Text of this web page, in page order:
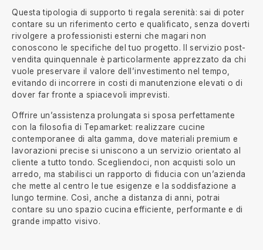
Questa tipologia di supporto ti regala serenità: sai di poter
contare su un riferimento certo e qualificato, senza doverti
rivolgere a professionisti esterni che magari non
conoscono le specifiche del tuo progetto. Il servizio post-
vendita quinquennale è particolarmente apprezzato da chi
vuole preservare il valore dell’investimento nel tempo,
evitando di incorrere in costi di manutenzione elevati o di
dover far fronte a spiacevoli imprevisti.
Offrire un’assistenza prolungata si sposa perfettamente
con la filosofia di Tepamarket: realizzare cucine
contemporanee di alta gamma, dove materiali premium e
lavorazioni precise si uniscono a un servizio orientato al
cliente a tutto tondo. Scegliendoci, non acquisti solo un
arredo, ma stabilisci un rapporto di fiducia con un’azienda
che mette al centro le tue esigenze e la soddisfazione a
lungo termine. Così, anche a distanza di anni, potrai
contare su uno spazio cucina efficiente, performante e di
grande impatto visivo.